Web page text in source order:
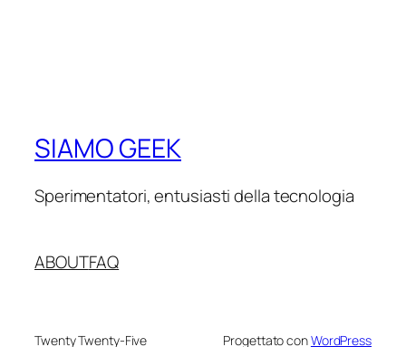
SIAMO GEEK
Sperimentatori, entusiasti della tecnologia
ABOUTFAQ
Twenty Twenty-Five Progettato conWordPress